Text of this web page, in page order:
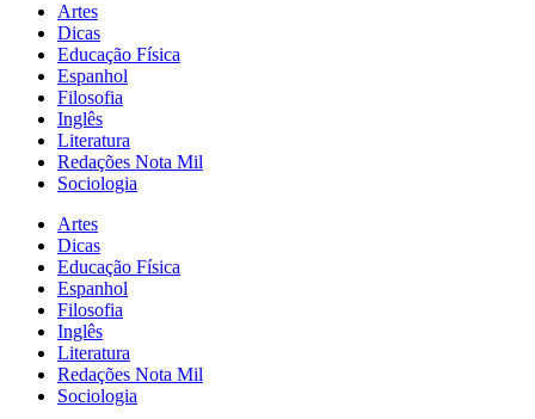
Artes
Dicas
Educação Física
Espanhol
Filosofia
Inglês
Literatura
Redações Nota Mil
Sociologia
Artes
Dicas
Educação Física
Espanhol
Filosofia
Inglês
Literatura
Redações Nota Mil
Sociologia